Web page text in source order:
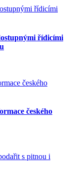
řídicími
českého